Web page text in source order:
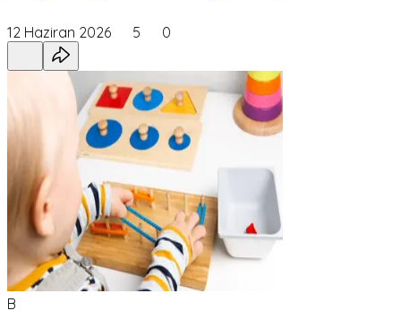
12 Haziran 2026 5 0
B